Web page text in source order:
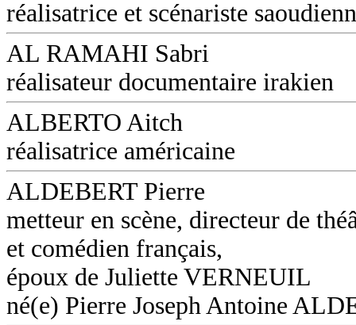
réalisatrice et scénariste
AL RAMAHI Sabri
réalisateur documentaire irakien
ALBERTO Aitch
réalisatrice américaine
ALDEBERT Pierre
metteur en scène, directeur de
et comédien français,
époux de Juliette VERNEUIL
né(e) Pierre Joseph Antoine